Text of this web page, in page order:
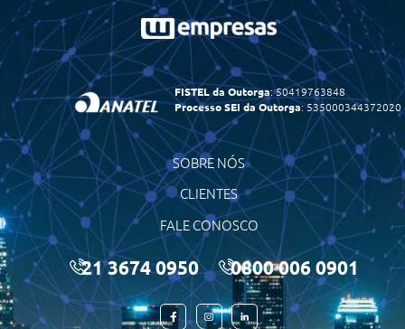
FISTEL da Outorga: 50419763848
Processo SEI da Outorga: 535000344372020
SOBRE NÓS
CLIENTES
FALE CONOSCO
21 3674 0950 0800 006 0901